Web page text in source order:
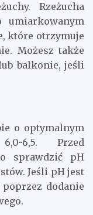
Rzeżucha
które otrzymuje
Możesz także
balkonie, jeśli
o optymalnym
6,5. Przed
sprawdzić pH
Jeśli pH jest
dodanie